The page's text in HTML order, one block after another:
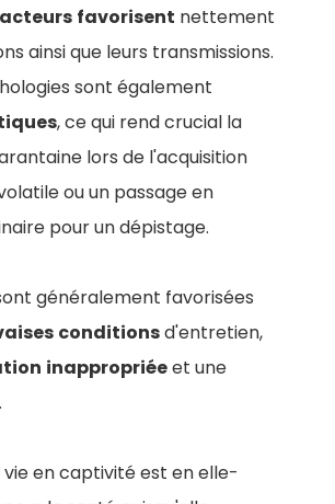
favorisent nettement
ainsi que leurs transmissions.
sont également
, ce qui rend crucial la
lors de l'acquisition
ou un passage en
pour un dépistage.
généralement favorisées
conditionsd'entretien,
inappropriéeet une
vie en captivité est en elle-